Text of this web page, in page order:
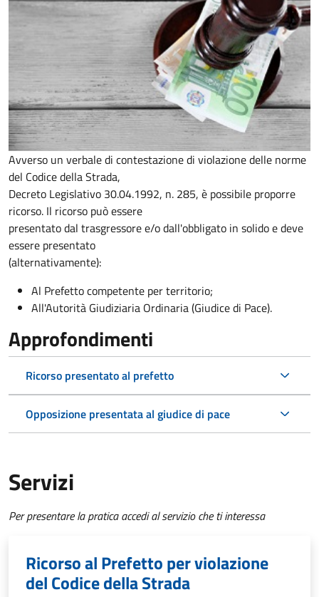
Avverso un verbale di contestazione di violazione delle norme
del Codice della Strada,
Decreto Legislativo 30.04.1992, n. 285, è possibile proporre
ricorso. Il ricorso può essere
presentato dal trasgressore e/o dall'obbligato in solido e deve
essere presentato
(alternativamente):
Al Prefetto competente per territorio;
All'Autorità Giudiziaria Ordinaria (Giudice di Pace).
Approfondimenti
Ricorso presentato al prefetto
Opposizione presentata al giudice di pace
Servizi
Per presentare la pratica accedi al servizio che ti interessa
Ricorso al Prefetto per violazione
del Codice della Strada